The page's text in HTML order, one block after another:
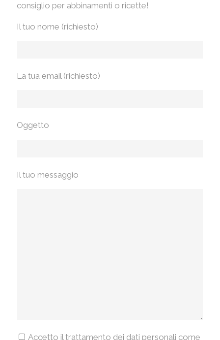
consiglio per abbinamenti o ricette!
Il tuo nome (richiesto)
La tua email (richiesto)
Oggetto
Il tuo messaggio
Accetto il trattamento dei dati personali come